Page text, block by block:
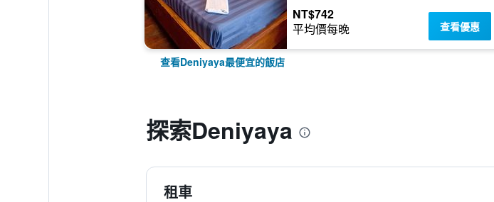
NT$742
平均價每晚 查看優惠
查看Deniyaya最便宜的飯店
探索Deniyaya
租車